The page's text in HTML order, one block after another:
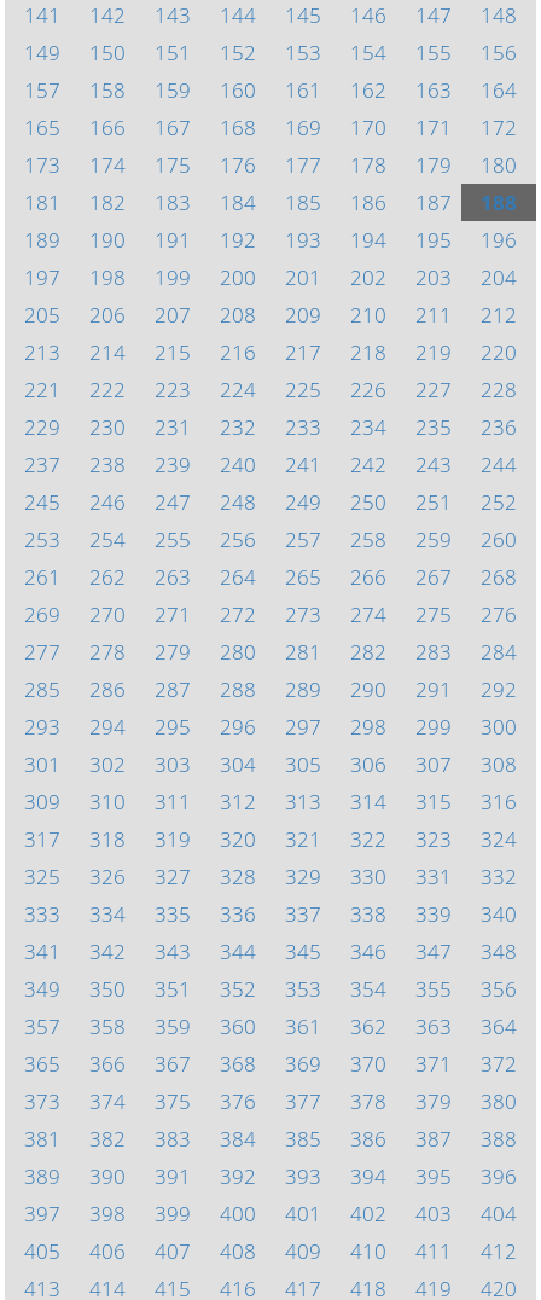
141
142 143 144 145 146 147
148
149
150 151 152 153 154 155
156
157
158 159 160 161 162 163
164
165
166 167 168 169 170 171
172
173
174 175 176 177 178 179
180
181
182 183 184 185 186 187
188
189
190 191 192 193 194 195
196
197
198 199 200 201 202 203
204
205
206 207 208 209 210 211
212
213
214 215 216 217 218 219
220
221
222 223 224 225 226 227
228
229
230 231 232 233 234 235
236
237
238 239 240 241 242 243
244
245
246 247 248 249 250 251
252
253
254 255 256 257 258 259
260
261
262 263 264 265 266 267
268
269
270 271 272 273 274 275
276
277
278 279 280 281 282 283
284
285
286 287 288 289 290 291
292
293
294 295 296 297 298 299
300
301
302 303 304 305 306 307
308
309
310 311 312 313 314 315
316
317
318 319 320 321 322 323
324
325
326 327 328 329 330 331
332
333
334 335 336 337 338 339
340
341
342 343 344 345 346 347
348
349
350 351 352 353 354 355
356
357
358 359 360 361 362 363
364
365
366 367 368 369 370 371
372
373
374 375 376 377 378 379
380
381
382 383 384 385 386 387
388
389
390 391 392 393 394 395
396
397
398 399 400 401 402 403
404
405
406 407 408 409 410 411
412
413
414 415 416 417 418 419 420